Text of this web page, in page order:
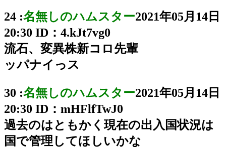
24 :名無しのハムスター2021年05月14日
20:30 ID：4.kJt7vg0
流石、変異株新コロ先輩
ッパナイっス
30 :名無しのハムスター2021年05月14日
20:30 ID：mHFlfTwJ0
過去のはともかく現在の出入国状況は
国で管理してほしいかな